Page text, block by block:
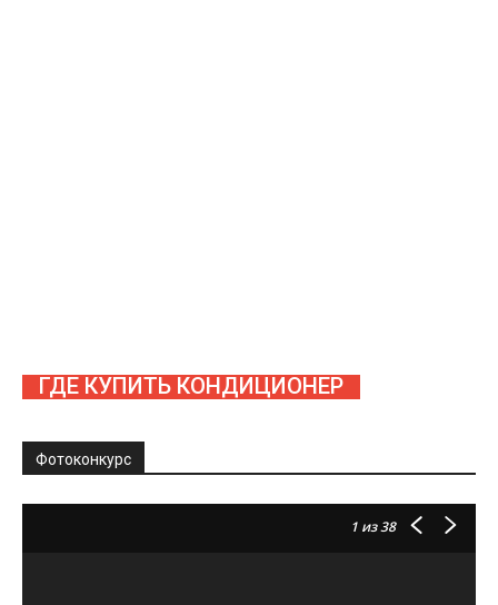
ГДЕ КУПИТЬ КОНДИЦИОНЕР
Фотоконкурс
1 из 38